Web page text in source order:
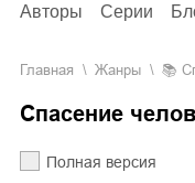
Авторы
Серии
Главная Жанры
Спасение
Полная версия